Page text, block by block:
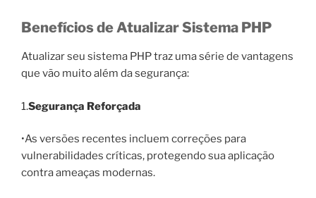
Benefícios de Atualizar Sistema PHP
Atualizar seu sistema PHP traz uma série de vantagens
que vão muito além da segurança:
1.Segurança Reforçada
•As versões recentes incluem correções para
vulnerabilidades críticas, protegendo sua aplicação
contra ameaças modernas.